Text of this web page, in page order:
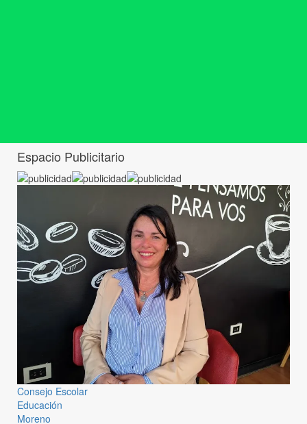
Espacio Publicitario
Consejo Escolar
Educación
Moreno